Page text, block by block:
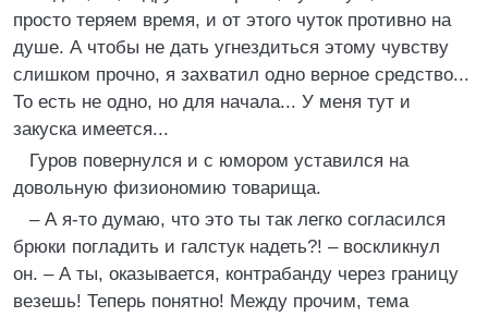
просто теряем время, и от этого чуток противно на
душе. А чтобы не дать угнездиться этому чувству
слишком прочно, я захватил одно верное средство...
То есть не одно, но для начала... У меня тут и
закуска имеется...
Гуров повернулся и с юмором уставился на
довольную физиономию товарища.
– А я-то думаю, что это ты так легко согласился
брюки погладить и галстук надеть?! – воскликнул
он. – А ты, оказывается, контрабанду через границу
везешь! Теперь понятно! Между прочим, тема